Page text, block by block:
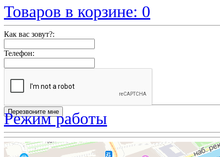
Товаров в корзине: 0
Как вас зовут?:
Телефон:
Режим работы